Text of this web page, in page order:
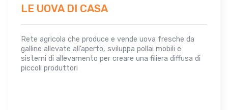
LE UOVA DI CASA
Rete agricola che produce e vende uova fresche da
galline allevate all’aperto, sviluppa pollai mobili e
sistemi di allevamento per creare una filiera diffusa di
piccoli produttori